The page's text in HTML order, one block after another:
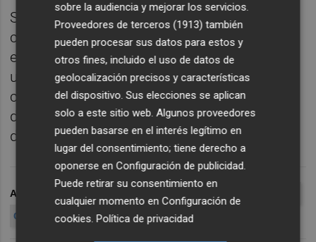
Sin embargo, la compañía se ha
caracterizado por ser rápida en solventar
estos problemas y, pese a las críticas de los
usuarios que cada vez necesitan más estar
conectados a sus perfiles durante su día a
día, Facebook sale del mal paso sin apenas
despeinarse.
ARCHIVADO EN
CAIDO
sobre la audiencia y mejorar los servicios.
Proveedores de terceros (1913) también
pueden procesar sus datos para estos y
otros fines, incluido el uso de datos de
geolocalización precisos y características
del dispositivo. Sus elecciones se aplican
solo a este sitio web. Algunos proveedores
pueden basarse en el interés legítimo en
lugar del consentimiento; tiene derecho a
oponerse enConfiguración de publicidad.
Puede retirar su consentimiento en
cualquier momento enConfiguración de
cookies.Política de privacidad